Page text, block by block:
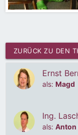
ZURÜCK ZU DEN
Ernst
als: Magd
Ing.
als: Anton